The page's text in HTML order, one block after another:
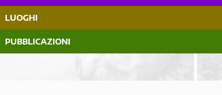
LUOGHI
PUBBLICAZIONI